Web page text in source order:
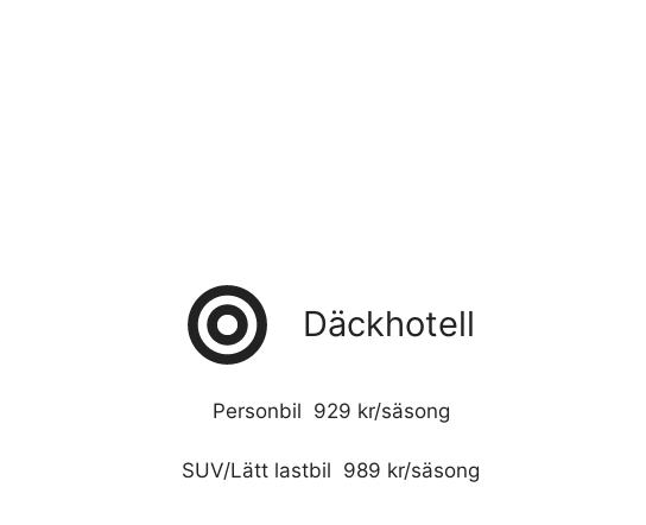
Däckhotell
Personbil 929 kr/säsong
SUV/Lätt lastbil 989 kr/säsong